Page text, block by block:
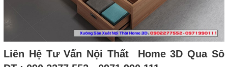
Liên Hệ Tư Vấn Nội Thất Home 3D Qua Sô